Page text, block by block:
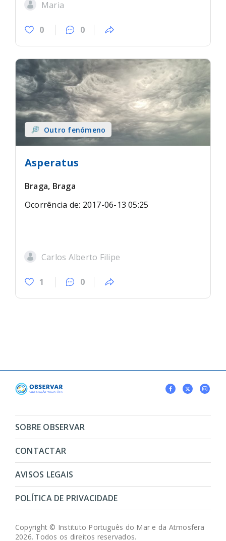
Maria
0 0
Outro fenómeno
Asperatus
Braga, Braga
Ocorrência de: 2017-06-13 05:25
Carlos Alberto Filipe
1 0
SOBRE OBSERVAR
CONTACTAR
AVISOS LEGAIS
POLÍTICA DE PRIVACIDADE
Copyright © Instituto Português do Mar e da Atmosfera
2026. Todos os direitos reservados.